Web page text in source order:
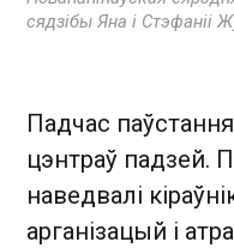
сядзібы Яна і Стэфаніі
Падчас
цэнтраў падзей.
наведвалі
арганізацый і